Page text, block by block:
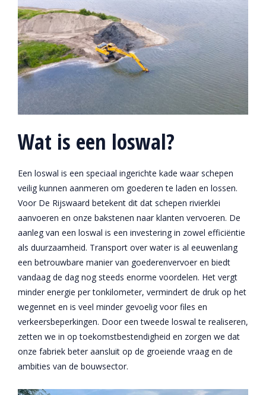
Wat is een loswal?
Een loswal is een speciaal ingerichte kade waar schepen
veilig kunnen aanmeren om goederen te laden en lossen.
Voor De Rijswaard betekent dit dat schepen rivierklei
aanvoeren en onze bakstenen naar klanten vervoeren. De
aanleg van een loswal is een investering in zowel efficiëntie
als duurzaamheid. Transport over water is al eeuwenlang
een betrouwbare manier van goederenvervoer en biedt
vandaag de dag nog steeds enorme voordelen. Het vergt
minder energie per tonkilometer, vermindert de druk op het
wegennet en is veel minder gevoelig voor files en
verkeersbeperkingen. Door een tweede loswal te realiseren,
zetten we in op toekomstbestendigheid en zorgen we dat
onze fabriek beter aansluit op de groeiende vraag en de
ambities van de bouwsector.